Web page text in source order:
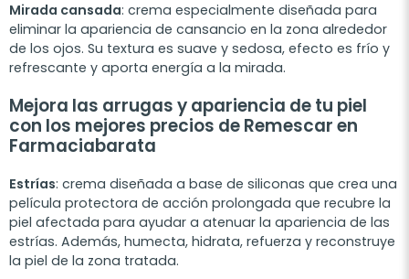
Mirada cansada: crema especialmente diseñada para
eliminar la apariencia de cansancio en la zona alrededor
de los ojos. Su textura es suave y sedosa, efecto es frío y
refrescante y aporta energía a la mirada.
Mejora las arrugas y apariencia de tu piel
con los mejores precios de Remescar en
Farmaciabarata
Estrías: crema diseñada a base de siliconas que crea una
película protectora de acción prolongada que recubre la
piel afectada para ayudar a atenuar la apariencia de las
estrías. Además, humecta, hidrata, refuerza y reconstruye
la piel de la zona tratada.